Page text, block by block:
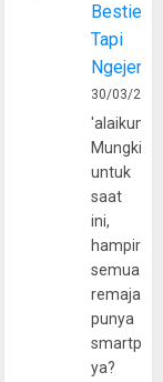
Bestie
Tapi
30/03/
Mungkin
untuk
saat
ini,
hampir
semua
remaja
punya
ya?